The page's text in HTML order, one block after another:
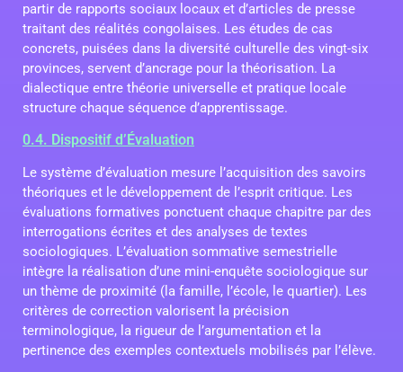
partir de rapports sociaux locaux et d’articles de presse
traitant des réalités congolaises. Les études de cas
concrets, puisées dans la diversité culturelle des vingt-six
provinces, servent d’ancrage pour la théorisation. La
dialectique entre théorie universelle et pratique locale
structure chaque séquence d’apprentissage.
0.4. Dispositif d’Évaluation
Le système d’évaluation mesure l’acquisition des savoirs
théoriques et le développement de l’esprit critique. Les
évaluations formatives ponctuent chaque chapitre par des
interrogations écrites et des analyses de textes
sociologiques. L’évaluation sommative semestrielle
intègre la réalisation d’une mini-enquête sociologique sur
un thème de proximité (la famille, l’école, le quartier). Les
critères de correction valorisent la précision
terminologique, la rigueur de l’argumentation et la
pertinence des exemples contextuels mobilisés par l’élève.